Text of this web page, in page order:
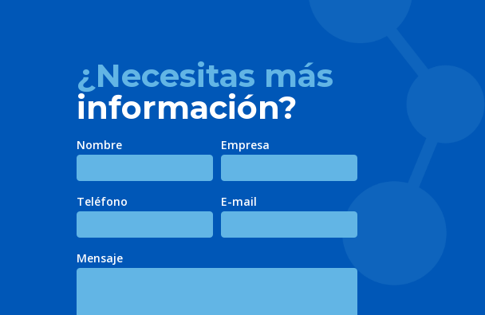
¿Necesitas más
información?
Nombre Empresa
Teléfono E-mail
Mensaje